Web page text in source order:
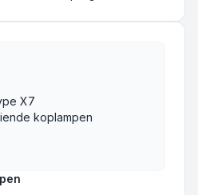
X7
koplampen